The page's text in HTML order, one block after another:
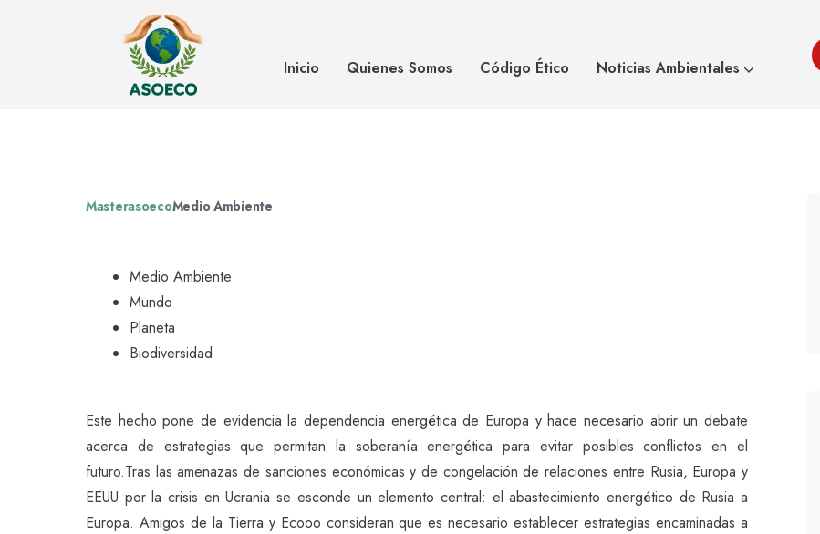
Inicio Quienes Somos Código Ético Noticias Ambientales
Amigos de la Tierra y Ecooo por las renovables y la
independencia energética
Amigos De La Tierra Y
MasterasoecoMedio Ambiente
Medio Ambiente
Mundo
Planeta
Biodiversidad
Este hecho pone de evidencia la dependencia energética de Europa y hace necesario abrir un debate
acerca de estrategias que permitan la soberanía energética para evitar posibles conflictos en el
futuro.Tras las amenazas de sanciones económicas y de congelación de relaciones entre Rusia, Europa y
EEUU por la crisis en Ucrania se esconde un elemento central: el abastecimiento energético de Rusia a
Europa. Amigos de la Tierra y Ecooo consideran que es necesario establecer estrategias encaminadas a